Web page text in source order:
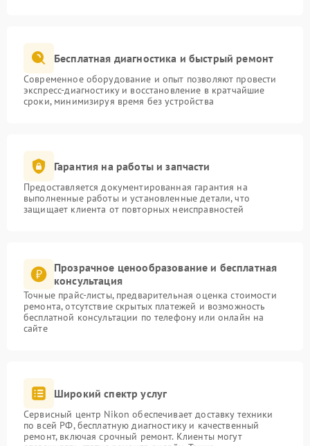
Бесплатная диагностика и быстрый ремонт
Современное оборудование и опыт позволяют провести
экспресс-диагностику и восстановление в кратчайшие
сроки, минимизируя время без устройства
Гарантия на работы и запчасти
Предоставляется документированная гарантия на
выполненные работы и установленные детали, что
защищает клиента от повторных неисправностей
Прозрачное ценообразование и бесплатная
консультация
Точные прайс-листы, предварительная оценка стоимости
ремонта, отсутствие скрытых платежей и возможность
бесплатной консультации по телефону или онлайн на
сайте
Широкий спектр услуг
Сервисный центр Nikon обеспечивает доставку техники
по всей РФ, бесплатную диагностику и качественный
ремонт, включая срочный ремонт. Клиенты могут